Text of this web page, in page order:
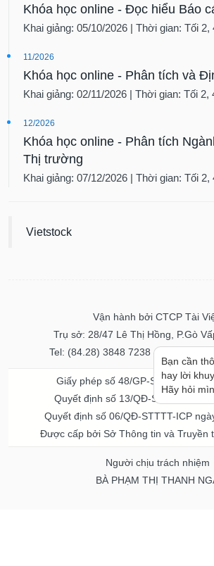
Khóa học online - Đọc hiểu Báo
Khai giảng: 05/10/2026 | Thời gian: Tối 2,
11/2026
Khóa học online - Phân tích và
Khai giảng: 02/11/2026 | Thời gian: Tối 2,
12/2026
Khóa học online - Phân tích
Thị trường
Khai giảng: 07/12/2026 | Thời gian: Tối 2,
Vietstock
Vận hành bởi CTCP Tài
Trụ sở: 28/47 Lê Thị Hồng, P.Gò
Tel: (84.28) 3848 7238 - Fax: (84.28)
Giấy phép số 48/GP-STTTT ngày
Quyết định số 13/QĐ-STTTT ngày
Quyết định số 06/QĐ-STTTT-ICP
Được cấp bởi Sở Thông tin và Truyền
Người chịu trách nhiệm
BÀ PHẠM THỊ THANH
Bạn cần
hay lời
Hãy hỏi